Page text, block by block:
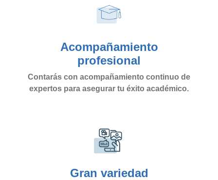
Acompañamiento
profesional
Contarás con acompañamiento continuo de
expertos para asegurar tu éxito académico.
Gran variedad